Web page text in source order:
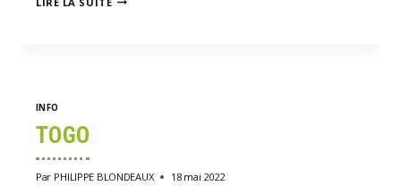
INFO
TOGO
Par PHILIPPE BLONDEAUX 18 mai 2022